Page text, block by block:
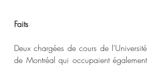
Faits
Deux chargées de cours de l’Université
de Montréal qui occupaient également